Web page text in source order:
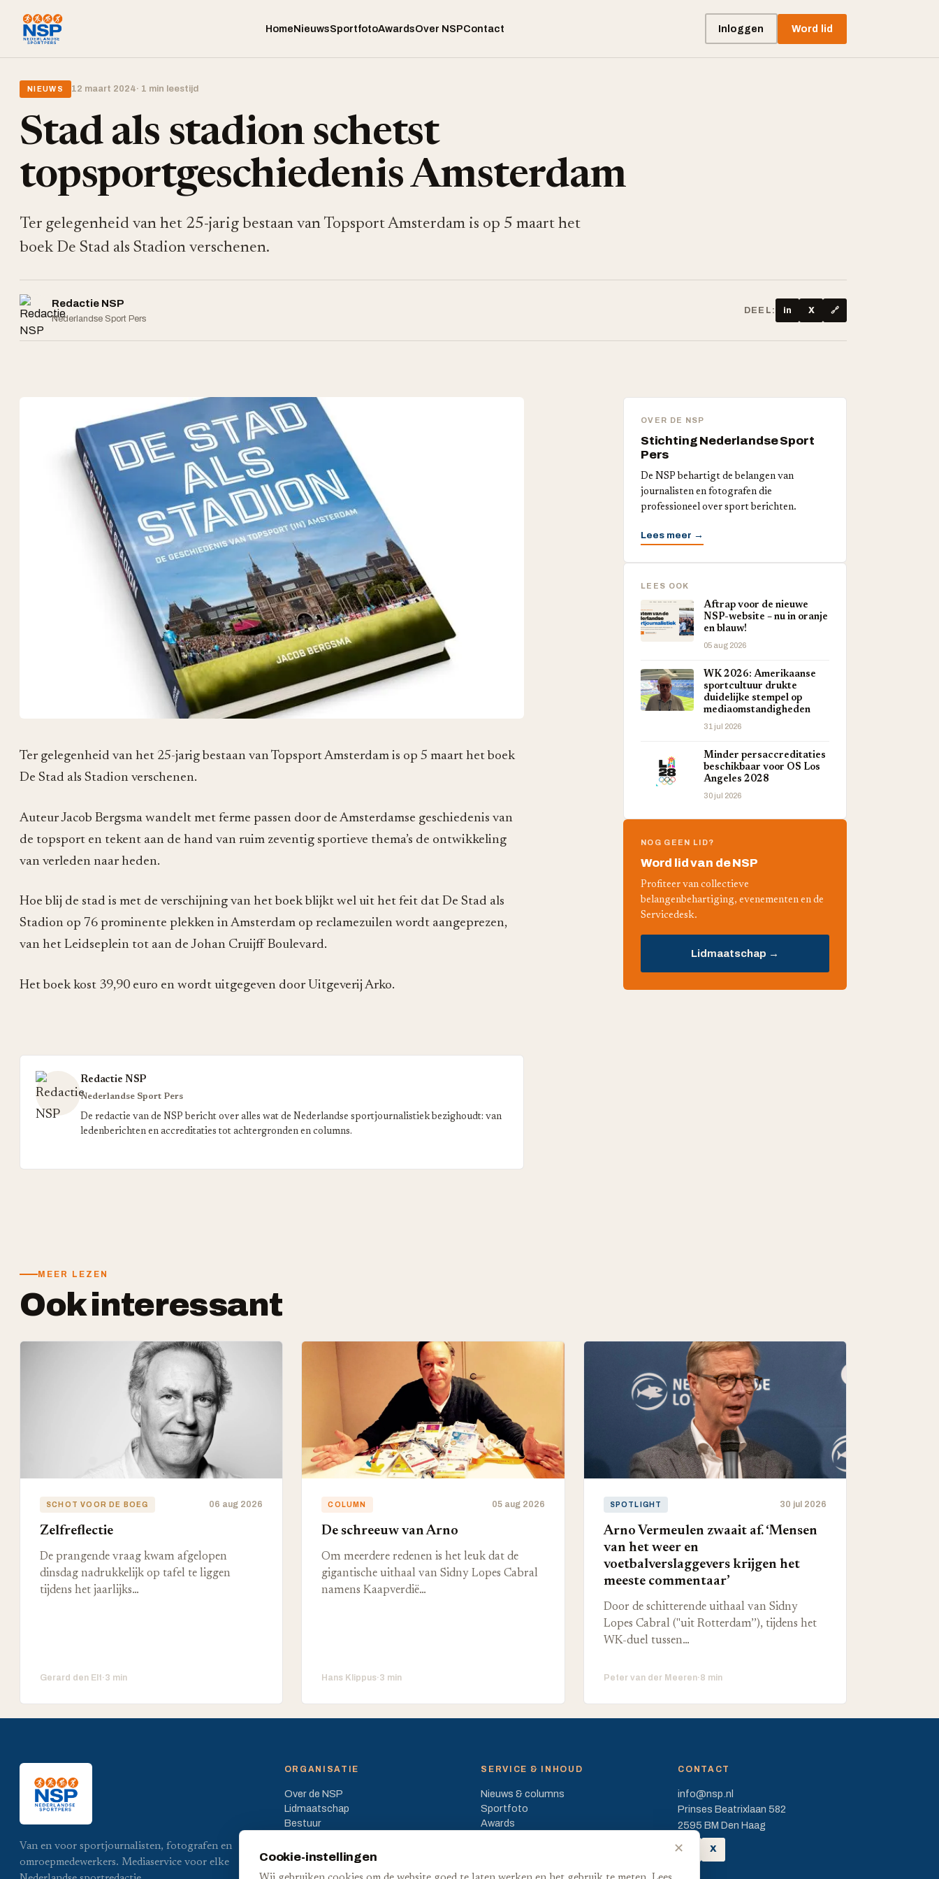
HomeNieuwsSportfotoAwardsOver NSPContact Inloggen Word lid
NIEUWS 12 maart 2024· 1 min leestijd
Stad als stadion schetst
topsportgeschiedenis Amsterdam
Ter gelegenheid van het 25-jarig bestaan van Topsport Amsterdam is op 5 maart het
boek De Stad als Stadion verschenen.
Redactie NSP
Nederlandse Sport Pers
DEEL: in X 🔗
Ter gelegenheid van het 25-jarig bestaan van Topsport Amsterdam is op 5 maart het boek
De Stad als Stadion verschenen.
Auteur Jacob Bergsma wandelt met ferme passen door de Amsterdamse geschiedenis van
de topsport en tekent aan de hand van ruim zeventig sportieve thema’s de ontwikkeling
van verleden naar heden.
Hoe blij de stad is met de verschijning van het boek blijkt wel uit het feit dat De Stad als
Stadion op 76 prominente plekken in Amsterdam op reclamezuilen wordt aangeprezen,
van het Leidseplein tot aan de Johan Cruijff Boulevard.
Het boek kost 39,90 euro en wordt uitgegeven door Uitgeverij Arko.
Redactie NSP
Nederlandse Sport Pers
De redactie van de NSP bericht over alles wat de Nederlandse sportjournalistiek bezighoudt: van
ledenberichten en accreditaties tot achtergronden en columns.
OVER DE NSP
Stichting Nederlandse Sport
Pers
De NSP behartigt de belangen van
journalisten en fotografen die
professioneel over sport berichten.
Lees meer →
LEES OOK
Aftrap voor de nieuwe
NSP-website – nu in oranje
en blauw!
05 aug 2026
WK 2026: Amerikaanse
sportcultuur drukte
duidelijke stempel op
mediaomstandigheden
31 jul 2026
Minder persaccreditaties
beschikbaar voor OS Los
Angeles 2028
30 jul 2026
NOG GEEN LID?
Word lid van de NSP
Profiteer van collectieve
belangenbehartiging, evenementen en de
Servicedesk.
Lidmaatschap →
MEER LEZEN
Ook interessant
SCHOT VOOR DE BOEG 06 aug 2026
Zelfreflectie
De prangende vraag kwam afgelopen
dinsdag nadrukkelijk op tafel te liggen
tijdens het jaarlijks…
Gerard den Elt·3 min
COLUMN 05 aug 2026
De schreeuw van Arno
Om meerdere redenen is het leuk dat de
gigantische uithaal van Sidny Lopes Cabral
namens Kaapverdië…
Hans Klippus·3 min
SPOTLIGHT 30 jul 2026
Arno Vermeulen zwaait af. ‘Mensen
van het weer en
voetbalverslaggevers krijgen het
meeste commentaar’
Door de schitterende uithaal van Sidny
Lopes Cabral ("uit Rotterdam’’), tijdens het
WK-duel tussen…
Peter van der Meeren·8 min
Van en voor sportjournalisten, fotografen en
omroepmedewerkers. Mediaservice voor elke
ORGANISATIE
Over de NSP
Lidmaatschap
Bestuur
SERVICE & INHOUD
Nieuws & columns
Sportfoto
Awards
CONTACT
info@nsp.nl
Prinses Beatrixlaan 582
2595 BM Den Haag
X
✕
Cookie-instellingen